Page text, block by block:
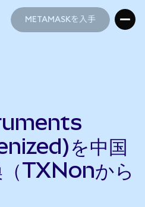
METAMASKを入手
を中国
（TXNonから